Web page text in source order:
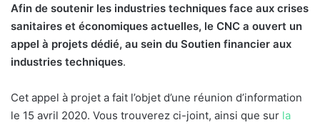
Afin de soutenir les industries techniques face aux crises
sanitaires et économiques actuelles, le CNC a ouvert un
appel à projets dédié, au sein du Soutien financier aux
industries techniques.
Cet appel à projet a fait l’objet d’une réunion d’information
le 15 avril 2020. Vous trouverez ci-joint, ainsi que sur la